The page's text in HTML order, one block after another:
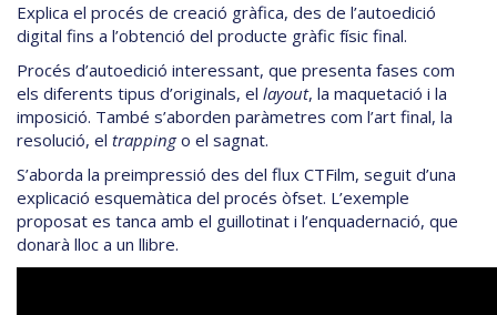
Explica el procés de creació gràfica, des de l’autoedició
digital fins a l’obtenció del producte gràfic físic final.
Procés d’autoedició interessant, que presenta fases com
els diferents tipus d’originals, el layout, la maquetació i la
imposició. També s’aborden paràmetres com l’art final, la
resolució, el trappingo el sagnat.
S’aborda la preimpressió des del flux CTFilm, seguit d’una
explicació esquemàtica del procés òfset. L’exemple
proposat es tanca amb el guillotinat i l’enquadernació, que
donarà lloc a un llibre.